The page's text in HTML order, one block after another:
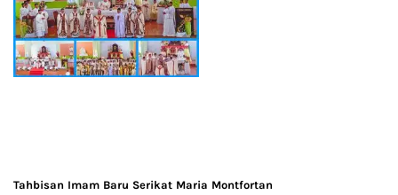
Tahbisan Imam Baru Serikat Maria Montfortan